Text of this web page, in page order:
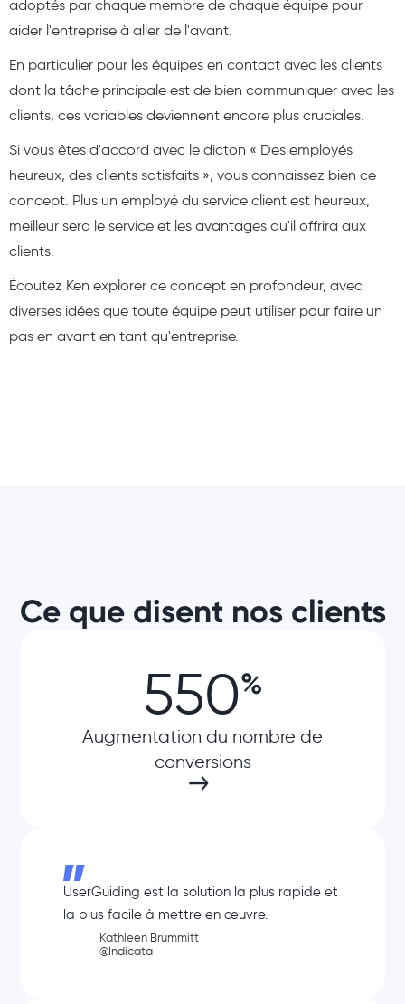
adoptés par chaque membre de chaque équipe pour
aider l'entreprise à aller de l'avant.
En particulier pour les équipes en contact avec les clients
dont la tâche principale est de bien communiquer avec les
clients, ces variables deviennent encore plus cruciales.
Si vous êtes d'accord avec le dicton « Des employés
heureux, des clients satisfaits », vous connaissez bien ce
concept. Plus un employé du service client est heureux,
meilleur sera le service et les avantages qu'il offrira aux
clients.
Écoutez Ken explorer ce concept en profondeur, avec
diverses idées que toute équipe peut utiliser pour faire un
pas en avant en tant qu'entreprise.
Ce que disent nos clients
550%
Augmentation du nombre de
conversions
UserGuiding est la solution la plus rapide et
la plus facile à mettre en œuvre.
Kathleen Brummitt
@Indicata